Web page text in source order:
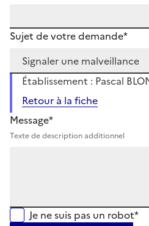
Sujet de votre demande*
Établissement : Pascal
Retour à la fiche
Message*
Texte de description additionnel
Je ne suis pas un robot*